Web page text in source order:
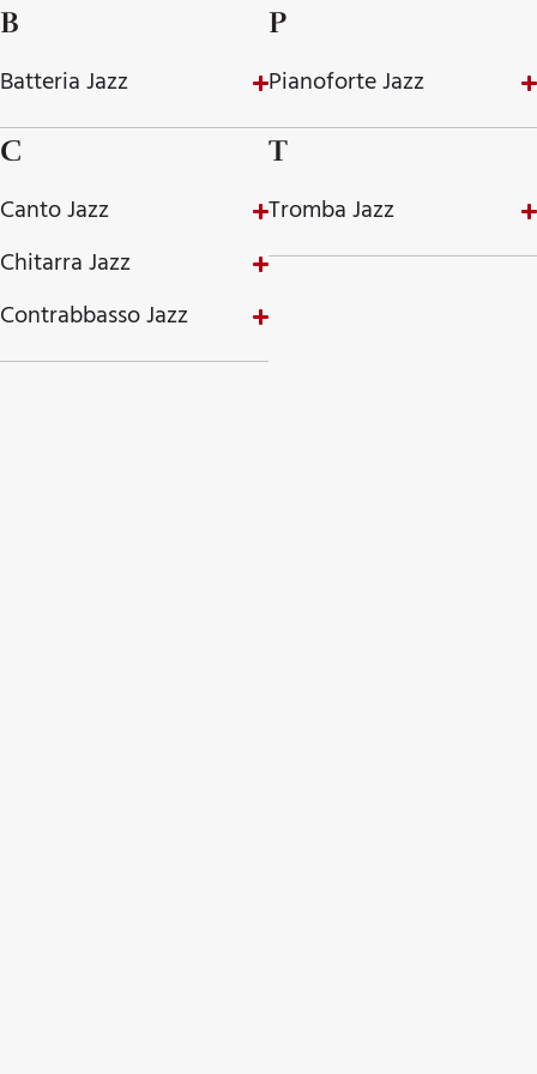
B
Batteria Jazz
C
Canto Jazz
Chitarra Jazz
Contrabbasso Jazz
P
Pianoforte Jazz
T
Tromba Jazz